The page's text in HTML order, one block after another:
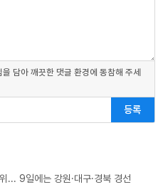
담아 깨끗한 댓글 환경에 동참해 주세
등록
... 9일에는 강원·대구·경북 경선